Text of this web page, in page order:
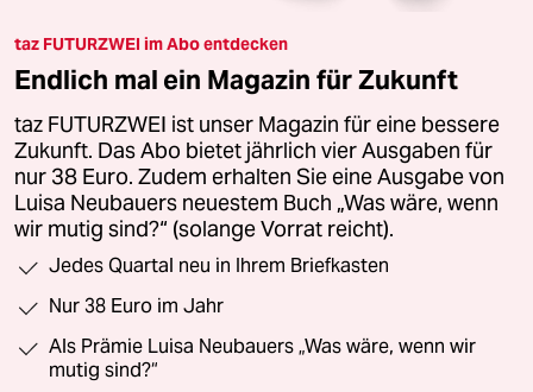
taz FUTURZWEI im Abo entdecken
Endlich mal ein Magazin für Zukunft
taz FUTURZWEI ist unser Magazin für eine bessere
Zukunft. Das Abo bietet jährlich vier Ausgaben für
nur 38 Euro. Zudem erhalten Sie eine Ausgabe von
Luisa Neubauers neuestem Buch „Was wäre, wenn
wir mutig sind?“ (solange Vorrat reicht).
Jedes Quartal neu in Ihrem Briefkasten
Nur 38 Euro im Jahr
Als Prämie Luisa Neubauers „Was wäre, wenn wir
mutig sind?“